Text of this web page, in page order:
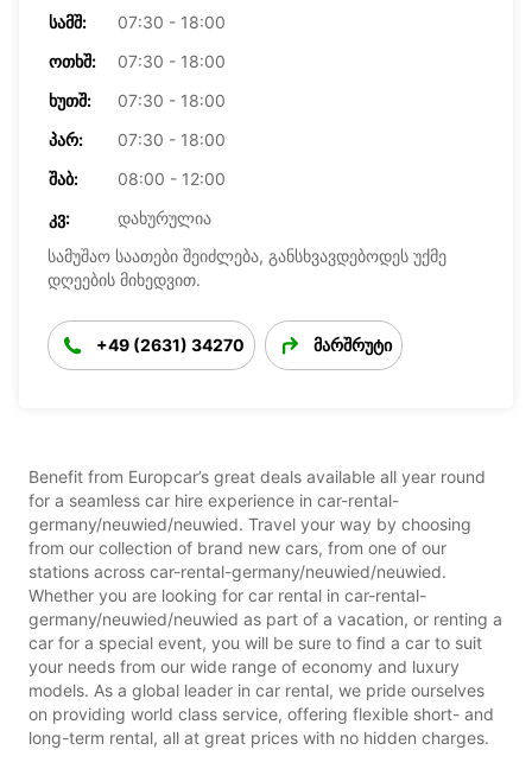
ᲡᲐᲛᲨ:
07:30 - 18:00
ᲝᲗᲮᲨ:
07:30 - 18:00
ᲮᲣᲗᲨ:
07:30 - 18:00
ᲞᲐᲠ:
07:30 - 18:00
ᲨᲐᲑ:
08:00 - 12:00
ᲙᲕ:
დახურულია
სამუშაო საათები შეიძლება, განსხვავდებოდეს უქმე
დღეების მიხედვით.
+49 (2631) 34270 მარშრუტი
Benefit from Europcar’s great deals available all year round
for a seamless car hire experience in car-rental-
germany/neuwied/neuwied. Travel your way by choosing
from our collection of brand new cars, from one of our
stations across car-rental-germany/neuwied/neuwied.
Whether you are looking for car rental in car-rental-
germany/neuwied/neuwied as part of a vacation, or renting a
car for a special event, you will be sure to find a car to suit
your needs from our wide range of economy and luxury
models. As a global leader in car rental, we pride ourselves
on providing world class service, offering flexible short- and
long-term rental, all at great prices with no hidden charges.